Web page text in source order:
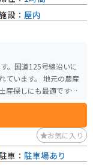
。国道125号線沿いに
地元の農産
産探しにも最適です。
期には、みずみずしい
設： 屋内
お気に入り
車： 駐車場あり